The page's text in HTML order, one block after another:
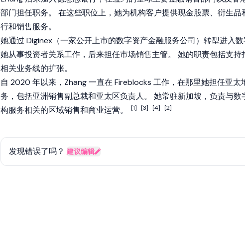
部门担任职务。 在这些职位上，她为机构客户提供现金股票、衍生品
行和销售服务。
她通过 Diginex（一家公开上市的数字资产金融服务公司）转型进入
她从事投资者关系工作，后来担任市场销售主管。 她的职责包括支持
相关业务线的扩张。
自 2020 年以来，Zhang 一直在 Fireblocks 工作，在那里她担任亚太
务，包括亚洲销售副总裁和亚太区负责人。 她常驻新加坡，负责与数
构服务相关的区域销售和商业运营。
[1] [3] [4] [2]
发现错误了吗？ 建议编辑